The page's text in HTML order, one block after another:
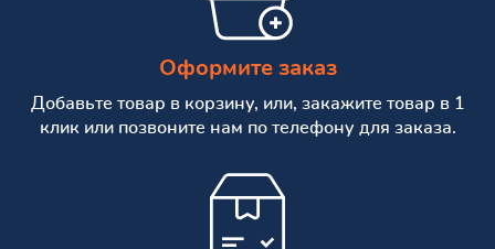
Оформите заказ
Добавьте товар в корзину, или, закажите товар в 1
клик или позвоните нам по телефону для заказа.